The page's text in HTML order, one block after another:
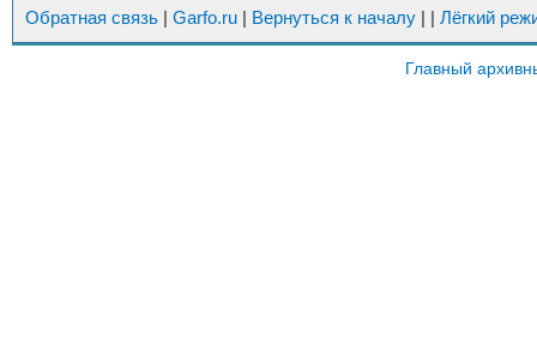
Обратная связь | Garfo.ru | Вернуться к началу | | Лёгкий
Главный